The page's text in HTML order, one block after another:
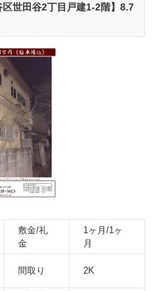
区世田谷2丁目戸建1-2階】8.7
敷金/礼
金
1ヶ月/1ヶ
月
間取り 2K